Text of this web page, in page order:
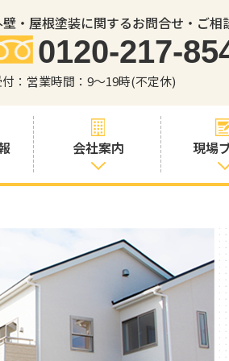
・屋根塗装に関するお問合せ・ご相
0120-217-
：営業時間：9～19時(不定休)
会社案内
職人・スタッフ
紹介
お問い合わせか
らの流れ
よくあるご質問
現場